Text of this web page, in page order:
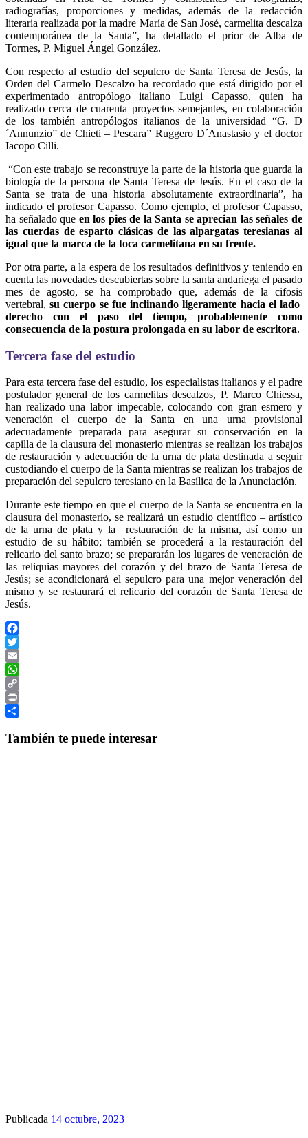
radiografías, proporciones y medidas, además de la redacción
literaria realizada por la madre María de San José, carmelita descalza
contemporánea de la Santa”, ha detallado el prior de Alba de
Tormes, P. Miguel Ángel González.
Con respecto al estudio del sepulcro de Santa Teresa de Jesús, la
Orden del Carmelo Descalzo ha recordado que está dirigido por el
experimentado antropólogo italiano Luigi Capasso, quien ha
realizado cerca de cuarenta proyectos semejantes, en colaboración
de los también antropólogos italianos de la universidad “G. D
´Annunzio” de Chieti – Pescara” Ruggero D´Anastasio y el doctor
Iacopo Cilli.
“Con este trabajo se reconstruye la parte de la historia que guarda la
biología de la persona de Santa Teresa de Jesús. En el caso de la
Santa se trata de una historia absolutamente extraordinaria”, ha
indicado el profesor Capasso. Como ejemplo, el profesor Capasso,
ha señalado que en los pies de la Santa se aprecian las señales de
las cuerdas de esparto clásicas de las alpargatas teresianas al
igual que la marca de la toca carmelitana en su frente.
Por otra parte, a la espera de los resultados definitivos y teniendo en
cuenta las novedades descubiertas sobre la santa andariega el pasado
mes de agosto, se ha comprobado que, además de la cifosis
vertebral,su cuerpo se fue inclinando ligeramente hacia el lado
derecho con el paso del tiempo, probablemente como
consecuencia de la postura prolongada en su labor de escritora.
Tercera fase del estudio
Para esta tercera fase del estudio, los especialistas italianos y el padre
postulador general de los carmelitas descalzos, P. Marco Chiessa,
han realizado una labor impecable, colocando con gran esmero y
veneración el cuerpo de la Santa en una urna provisional
adecuadamente preparada para asegurar su conservación en la
capilla de la clausura del monasterio mientras se realizan los trabajos
de restauración y adecuación de la urna de plata destinada a seguir
custodiando el cuerpo de la Santa mientras se realizan los trabajos de
preparación del sepulcro teresiano en la Basílica de la Anunciación.
Durante este tiempo en que el cuerpo de la Santa se encuentra en la
clausura del monasterio, se realizará un estudio científico – artístico
de la urna de plata y la restauración de la misma, así como un
estudio de su hábito; también se procederá a la restauración del
relicario del santo brazo; se prepararán los lugares de veneración de
las reliquias mayores del corazón y del brazo de Santa Teresa de
Jesús; se acondicionará el sepulcro para una mejor veneración del
mismo y se restaurará el relicario del corazón de Santa Teresa de
Jesús.
Facebook
Twitter
Email
WhatsApp
Copy
Link
Print
También te puede interesar
Publicada 14 octubre, 2023